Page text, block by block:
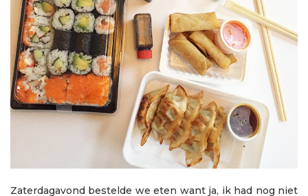
Zaterdagavond bestelde we eten want ja, ik had nog niet